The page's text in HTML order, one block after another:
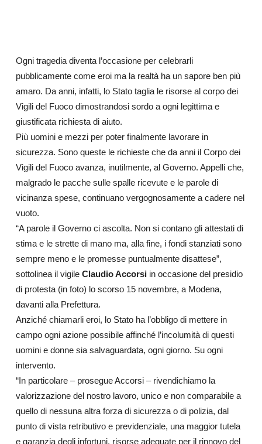
Ogni tragedia diventa l’occasione per celebrarli
pubblicamente come eroi ma la realtà ha un sapore ben più
amaro. Da anni, infatti, lo Stato taglia le risorse al corpo dei
Vigili del Fuoco dimostrandosi sordo a ogni legittima e
giustificata richiesta di aiuto.
Più uomini e mezzi per poter finalmente lavorare in
sicurezza. Sono queste le richieste che da anni il Corpo dei
Vigili del Fuoco avanza, inutilmente, al Governo. Appelli che,
malgrado le pacche sulle spalle ricevute e le parole di
vicinanza spese, continuano vergognosamente a cadere nel
vuoto.
“A parole il Governo ci ascolta. Non si contano gli attestati di
stima e le strette di mano ma, alla fine, i fondi stanziati sono
sempre meno e le promesse puntualmente disattese”,
sottolinea il vigile Claudio Accorsiin occasione del presidio
di protesta (in foto) lo scorso 15 novembre, a Modena,
davanti alla Prefettura.
Anziché chiamarli eroi, lo Stato ha l’obbligo di mettere in
campo ogni azione possibile affinché l’incolumità di questi
uomini e donne sia salvaguardata, ogni giorno. Su ogni
intervento.
“In particolare – prosegue Accorsi – rivendichiamo la
valorizzazione del nostro lavoro, unico e non comparabile a
quello di nessuna altra forza di sicurezza o di polizia, dal
punto di vista retributivo e previdenziale, una maggior tutela
e garanzia degli infortuni, risorse adeguate per il rinnovo del